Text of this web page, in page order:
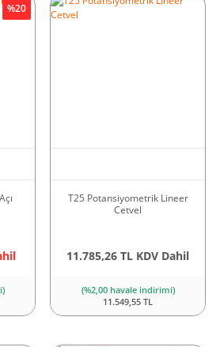
%20
T25 Potansiyometrik Lineer
Cetvel
11.785,26 TL KDV Dahil
(%2,00 havale indirimi)
11.549,55 TL